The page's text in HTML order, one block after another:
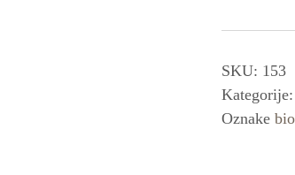
SKU: 153
Oznakebio